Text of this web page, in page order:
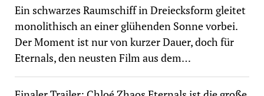
Ein schwarzes Raumschiff in Dreiecksform gleitet
monolithisch an einer glühenden Sonne vorbei.
Der Moment ist nur von kurzer Dauer, doch für
Eternals, den neusten Film aus dem…